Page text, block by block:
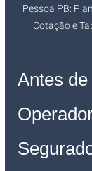
Pessoa PB:
Cotação e
Antes